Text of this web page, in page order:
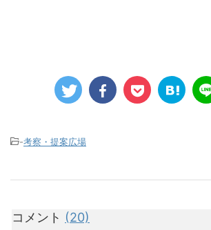
-考察・提案広場
コメント (20)